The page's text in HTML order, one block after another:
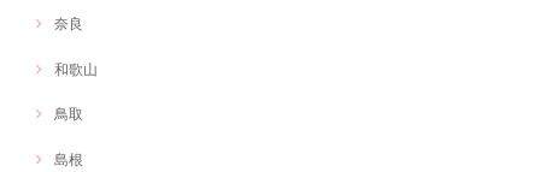
奈良
和歌山
鳥取
島根